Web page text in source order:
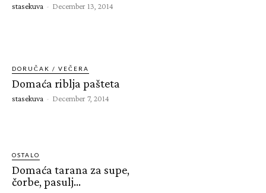
stasekuva - December 13, 2014
DORUČAK / VEČERA
Domaća riblja pašteta
stasekuva - December 7, 2014
OSTALO
Domaća tarana za supe,
čorbe, pasulj…